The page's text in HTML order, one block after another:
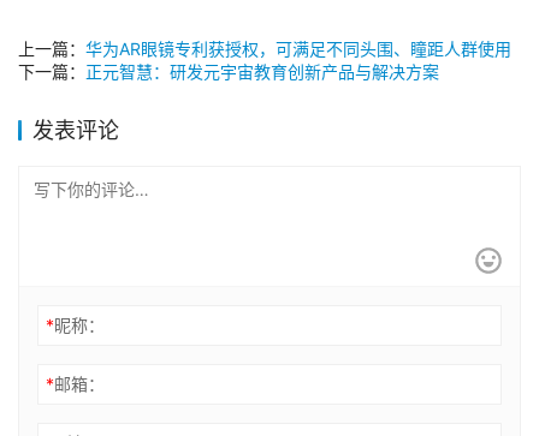
上一篇： 华为AR眼镜专利获授权，可满足不同头围、瞳距人群使用
下一篇： 正元智慧：研发元宇宙教育创新产品与解决方案
发表评论
*昵称：
*邮箱：